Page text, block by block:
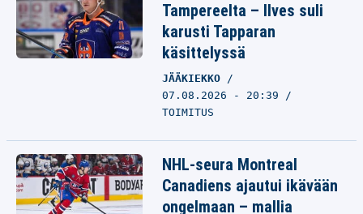
Tampereelta – Ilves suli
karusti Tapparan
käsittelyssä
JÄÄKIEKKO
07.08.2026 - 20:39
TOIMITUS
NHL-seura Montreal
Canadiens ajautui ikävään
ongelmaan – mallia